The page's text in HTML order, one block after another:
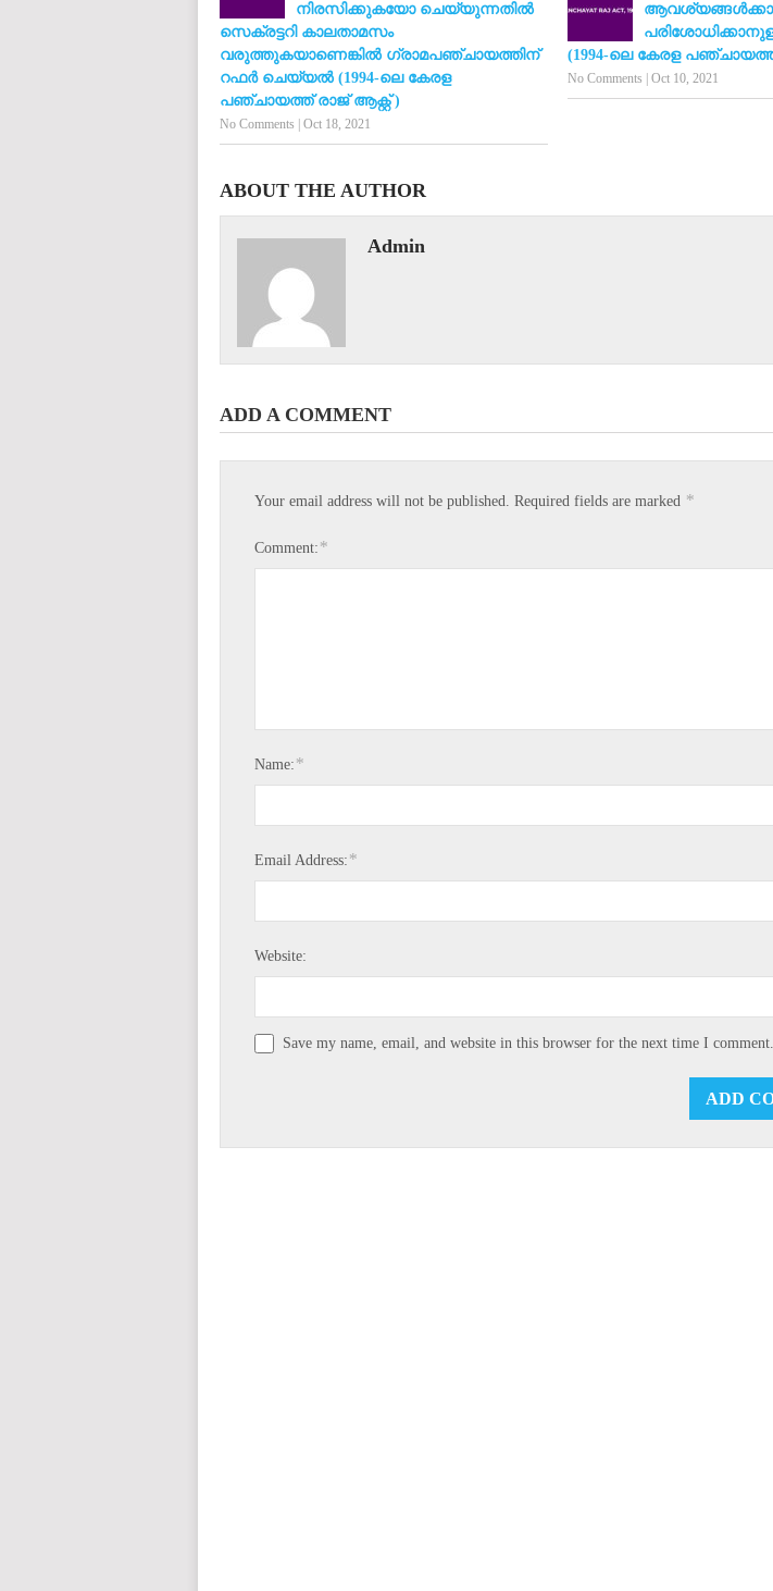
നിരസിക്കുകയോ ചെയ്യുന്നതിൽ
സെക്രട്ടറി കാലതാമസം
വരുത്തുകയാണെങ്കിൽ ഗ്രാമപഞ്ചായത്തിന്
റഫർ ചെയ്യൽ (1994-ലെ കേരള
പഞ്ചായത്ത് രാജ് ആക്റ്റ് )
No Comments Oct 18, 2021
(1994-ലെ കേരള
No Comments |Oct 10, 2021
ABOUT THE AUTHOR
Admin
ADD A COMMENT
Your email address will not be published. Required fields are marked *
Comment: *
Name: *
Email Address: *
Website:
Save my name, email, and website in this browser for the next time I comment.